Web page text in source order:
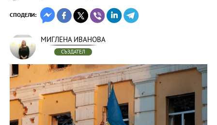
СПОДЕЛИ:
МИГЛЕНА ИВАНОВА
СЪЗДАТЕЛ